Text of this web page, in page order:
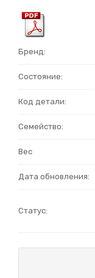
Бренд:
Состояние:
Код детали:
Семейство:
Вес
Дата обновления:
Статус: